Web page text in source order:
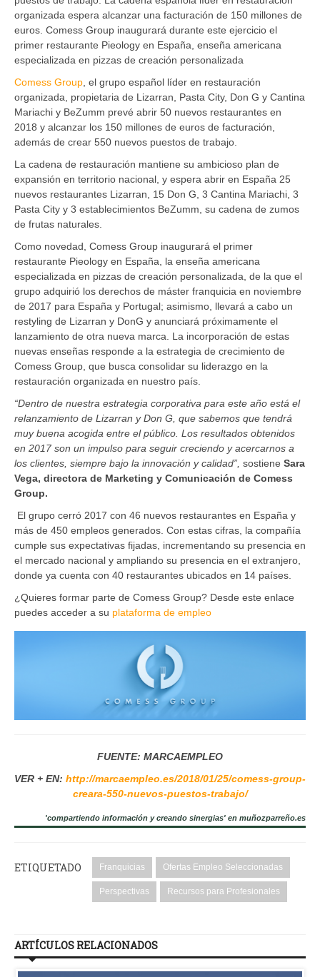
organizada espera alcanzar una facturación de 150 millones de
euros. Comess Group inaugurará durante este ejercicio el
primer restaurante Pieology en España, enseña americana
especializada en pizzas de creación personalizada
Comess Group , el grupo español líder en restauración
organizada, propietaria de Lizarran, Pasta City, Don G y Cantina
Mariachi y BeZumm prevé abrir 50 nuevos restaurantes en
2018 y alcanzar los 150 millones de euros de facturación,
además de crear 550 nuevos puestos de trabajo.
La cadena de restauración mantiene su ambicioso plan de
expansión en territorio nacional, y espera abrir en España 25
nuevos restaurantes Lizarran, 15 Don G, 3 Cantina Mariachi, 3
Pasta City y 3 establecimientos BeZumm, su cadena de zumos
de frutas naturales.
Como novedad, Comess Group inaugurará el primer
restaurante Pieology en España, la enseña americana
especializada en pizzas de creación personalizada, de la que el
grupo adquirió los derechos de máster franquicia en noviembre
de 2017 para España y Portugal; asimismo, llevará a cabo un
restyling de Lizarran y DonG y anunciará próximamente el
lanzamiento de otra nueva marca. La incorporación de estas
nuevas enseñas responde a la estrategia de crecimiento de
Comess Group, que busca consolidar su liderazgo en la
restauración organizada en nuestro país.
“Dentro de nuestra estrategia corporativa para este año está el
relanzamiento de Lizarran y Don G, que sabemos que tendrá
muy buena acogida entre el público. Los resultados obtenidos
en 2017 son un impulso para seguir creciendo y acercarnos a
los clientes, siempre bajo la innovación y calidad”, sostiene Sara
Vega, directora de Marketing y Comunicación de Comess
Group.
El grupo cerró 2017 con 46 nuevos restaurantes en España y
más de 450 empleos generados. Con estas cifras, la compañía
cumple sus expectativas fijadas, incrementando su presencia en
el mercado nacional y ampliando su presencia en el extranjero,
donde ya cuenta con 40 restaurantes ubicados en 14 países.
¿Quieres formar parte de Comess Group? Desde este enlace
puedes acceder a su plataforma de empleo
FUENTE: MARCAEMPLEO
VER + EN: http://marcaempleo.es/2018/01/25/comess-group-
creara-550-nuevos-puestos-trabajo/
'compartiendo información y creando sinergias' en muñozparreño.es
ETIQUETADO Franquicias Ofertas Empleo Seleccionadas
Perspectivas Recursos para Profesionales
ARTÍCULOS RELACIONADOS